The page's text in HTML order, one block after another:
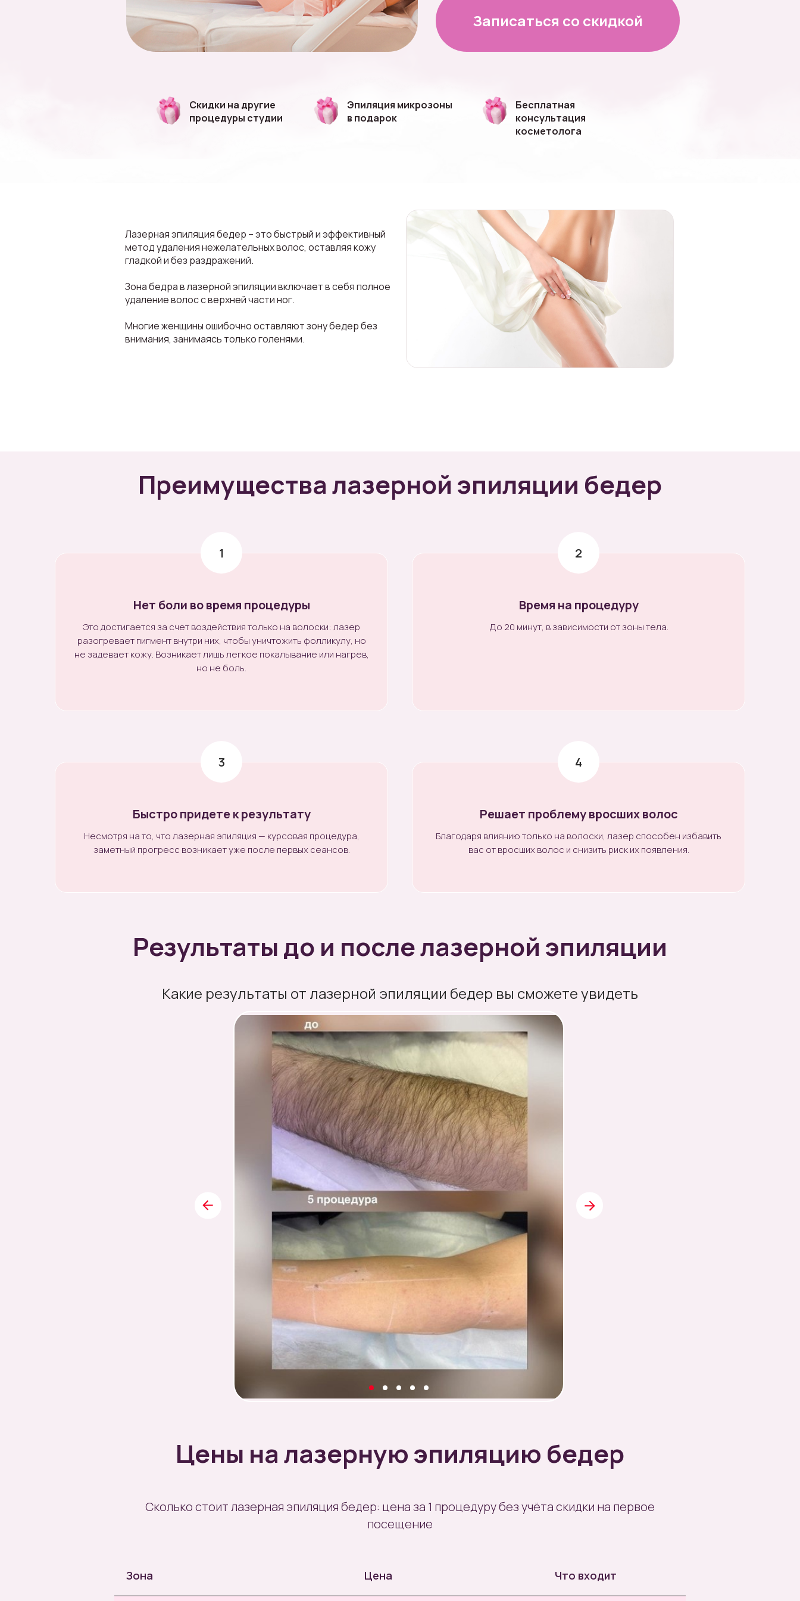
Скидки на другие
процедуры студии
Эпиляция микрозоны
в подарок
Бесплатная
консультация
косметолога
Записаться со скидкой
Лазерная эпиляция бедер – это быстрый и эффективный
метод удаления нежелательных волос, оставляя кожу
гладкой и без раздражений.
Зона бедра в лазерной эпиляции включает в себя полное
удаление волос с верхней части ног.
Многие женщины ошибочно оставляют зону бедер без
внимания, занимаясь только голенями.
Преимущества лазерной эпиляции бедер
Нет боли во время процедуры
Это достигается за счет воздействия только на волоски: лазер
разогревает пигмент внутри них, чтобы уничтожить фолликулу, но
не задевает кожу. Возникает лишь легкое покалывание или нагрев,
но не боль.
Время на процедуру
До 20 минут, в зависимости от зоны тела.
Быстро придете к результату
Несмотря на то, что лазерная эпиляция — курсовая процедура,
заметный прогресс возникает уже после первых сеансов.
Решает проблему вросших волос
Благодаря влиянию только на волоски, лазер способен избавить
вас от вросших волос и снизить риск их появления.
Результаты до и после лазерной эпиляции
Какие результаты от лазерной эпиляции бедер вы сможете увидеть
Цены на лазерную эпиляцию бедер
Сколько стоит лазерная эпиляция бедер: цена за 1 процедуру без учёта скидки на первое
посещение
Зона Цена Что входит